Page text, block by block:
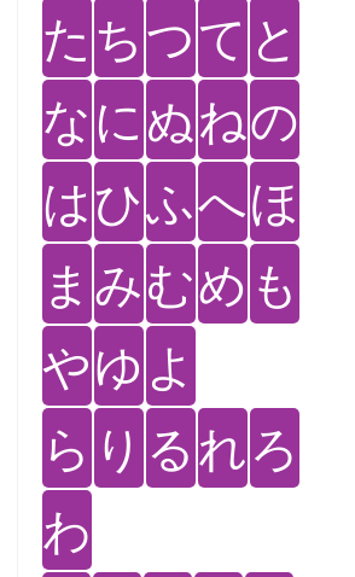
た ちつて と
なにぬねの
はひふへほ
ま みむめ も
やゆ よ
ら り るれろ
わ